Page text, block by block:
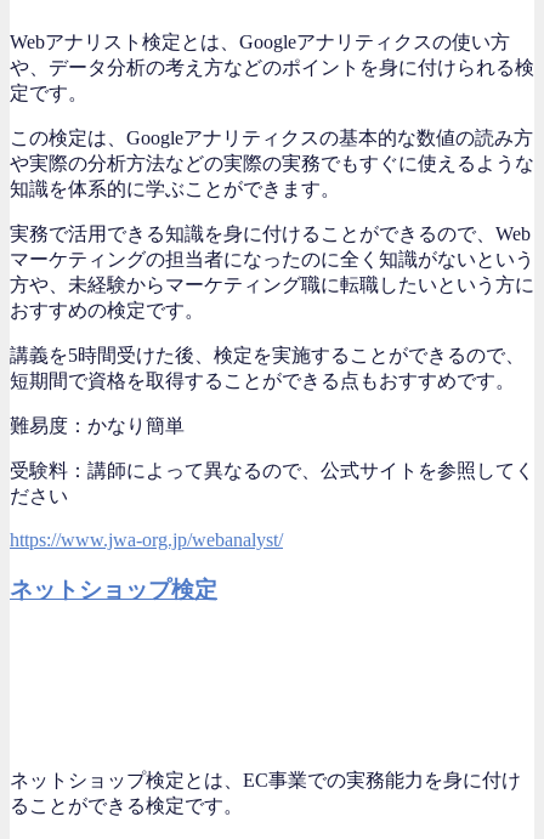
Webアナリスト検定とは、Googleアナリティクスの使い方
や、データ分析の考え方などのポイントを身に付けられる検
定です。
この検定は、Googleアナリティクスの基本的な数値の読み方
や実際の分析方法などの実際の実務でもすぐに使えるような
知識を体系的に学ぶことができます。
実務で活用できる知識を身に付けることができるので、Web
マーケティングの担当者になったのに全く知識がないという
方や、未経験からマーケティング職に転職したいという方に
おすすめの検定です。
講義を5時間受けた後、検定を実施することができるので、
短期間で資格を取得することができる点もおすすめです。
難易度：かなり簡単
受験料：講師によって異なるので、公式サイトを参照してく
ださい
https://www.jwa-org.jp/webanalyst/
ネットショップ検定
ネットショップ検定とは、EC事業での実務能力を身に付け
ることができる検定です。